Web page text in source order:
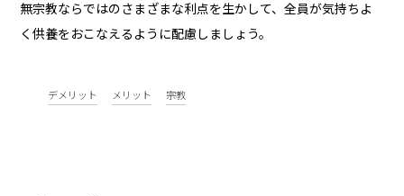
無宗教ならではのさまざまな利点を生かして、全員が気持ちよ
く供養をおこなえるように配慮しましょう。
デメリット メリット 宗教